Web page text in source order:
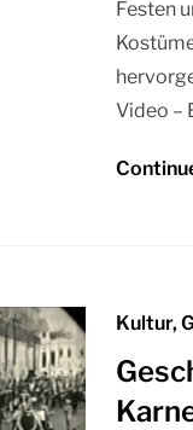
Festen
Video –
Kultur,